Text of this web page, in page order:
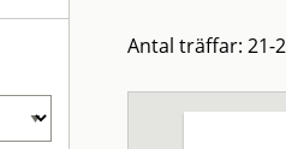
Antal träffar: 21-